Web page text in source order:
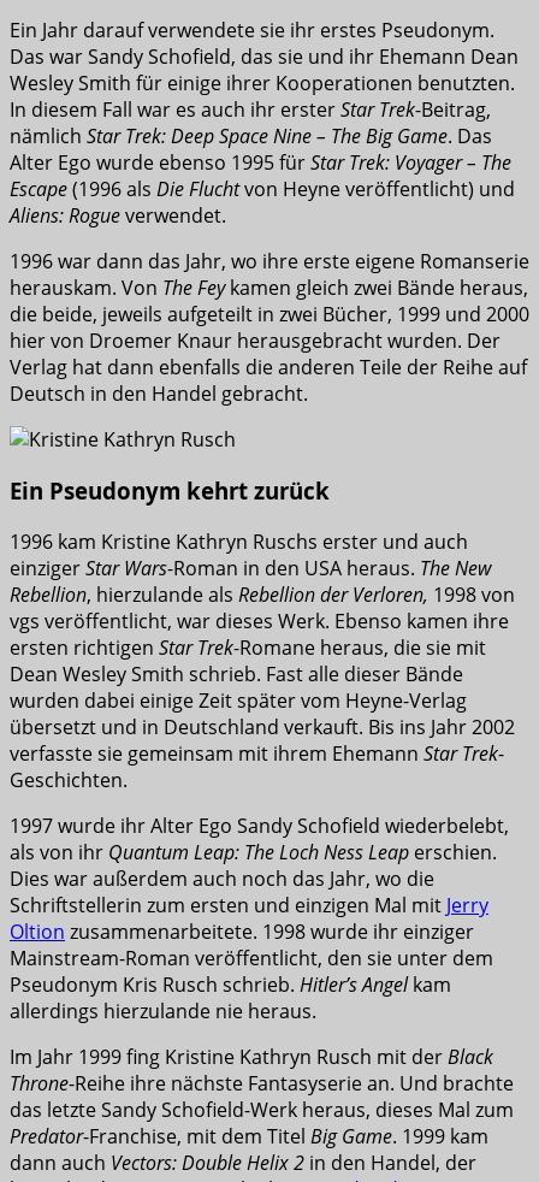
Ein Jahr darauf verwendete sie ihr erstes Pseudonym.
Das war Sandy Schofield, das sie und ihr Ehemann Dean
Wesley Smith für einige ihrer Kooperationen benutzten.
In diesem Fall war es auch ihr ersterStar Trek-Beitrag,
nämlich Star Trek: Deep Space Nine – The Big Game. Das
Alter Ego wurde ebenso 1995 fürStar Trek: Voyager – The
Escape(1996 als Die Fluchtvon Heyne veröffentlicht) und
Aliens: Rogueverwendet.
1996 war dann das Jahr, wo ihre erste eigene Romanserie
herauskam. Von The Feykamen gleich zwei Bände heraus,
die beide, jeweils aufgeteilt in zwei Bücher, 1999 und 2000
hier von Droemer Knaur herausgebracht wurden. Der
Verlag hat dann ebenfalls die anderen Teile der Reihe auf
Deutsch in den Handel gebracht.
Ein Pseudonym kehrt zurück
1996 kam Kristine Kathryn Ruschs erster und auch
einzigerStar Wars-Roman in den USA heraus. The New
Rebellion, hierzulande als Rebellion der Verloren, 1998 von
vgs veröffentlicht, war dieses Werk. Ebenso kamen ihre
ersten richtigen Star Trek-Romane heraus, die sie mit
Dean Wesley Smith schrieb. Fast alle dieser Bände
wurden dabei einige Zeit später vom Heyne-Verlag
übersetzt und in Deutschland verkauft. Bis ins Jahr 2002
verfasste sie gemeinsam mit ihrem Ehemann Star Trek-
Geschichten.
1997 wurde ihr Alter Ego Sandy Schofield wiederbelebt,
als von ihr Quantum Leap: The Loch Ness Leap erschien.
Dies war außerdem auch noch das Jahr, wo die
Schriftstellerin zum ersten und einzigen Mal mit Jerry
Oltion zusammenarbeitete. 1998 wurde ihr einziger
Mainstream-Roman veröffentlicht, den sie unter dem
Pseudonym Kris Rusch schrieb. Hitler’s Angelkam
allerdings hierzulande nie heraus.
Im Jahr 1999 fing Kristine Kathryn Rusch mit derBlack
Throne-Reihe ihre nächste Fantasyserie an. Und brachte
das letzte Sandy Schofield-Werk heraus, dieses Mal zum
Predator-Franchise, mit dem Titel Big Game. 1999 kam
dann auch Vectors: Double Helix 2 in den Handel, der